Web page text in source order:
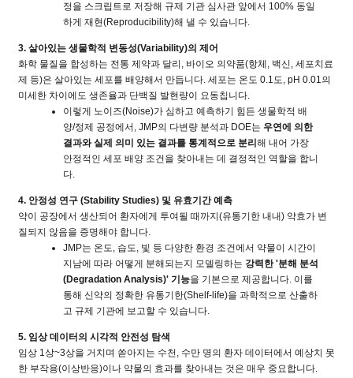
정을 스크립트로 저장해 규제 기관 심사관 앞에서 100% 동일
하게 재현(Reproducibility)해 낼 수 있습니다.
3. 살아있는 생물학적 변동성(Variability)의 제어
화학 물질을 합성하는 전통 제약과 달리 , 바이오 의약품(항체 , 백신, 세포치료
제 등)은 살아있는 세포를 배양해서 만듭니다. 세포는 온도 0.1도, pH 0.01의
미세한 차이에도 생존율과 단백질 발현량이 요동칩니다.
이렇게 노이즈(Noise)가 심하고 예측하기 힘든 생물학적 배
양/정제 공정에서 , JMP의 다변량 분석과 DOE는 우연에 의한
결과와 실제 의미 있는 결과를 통계적으로 분리 해 내어 가장
안정적인 세포 배양 조건을 찾아내는 데 결정적인 역할을 합니
다.
4. 안정성 연구 (Stability Studies) 및 유효기간 예측
약이 공장에서 생산되어 환자에게 투여될 때까지 (유통기한 내내) 약효가 변
질되지 않음을 증명해야 합니다.
JMP는 온도, 습도, 빛 등 다양한 환경 조건에서 약물이 시간이
지남에 따라 어떻게 분해되는지 모델링하는 강력한'분해 분석
(Degradation Analysis)' 기능을 기본으로 제공합니다. 이를
통해 신약의 정확한 유통기한(Shelf-life)을 과학적으로 산출하
고 규제 기관에 보고할 수 있습니다.
5. 임상 데이터의 시각적 안전성 탐색
임상 1상~3상을 거치며 쏟아지는 수천 , 수만 명의 환자 데이터에서 예상치 못
한 부작용(이상반응)이나 약물의 효과를 찾아내는 것은 매우 중요합니다.